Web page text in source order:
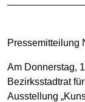
Pressemitteilung
Am Donnerstag,
Bezirksstadtrat
Ausstellung